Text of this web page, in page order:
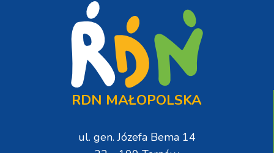
RDN MAŁOPOLSKA
ul. gen. Józefa Bema 14